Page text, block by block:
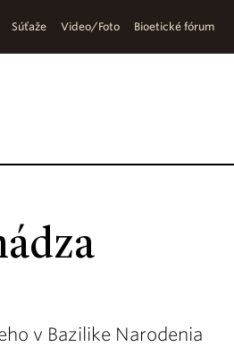
Súťaže Video/Foto Bioetické fórum
v Bazilike Narodenia